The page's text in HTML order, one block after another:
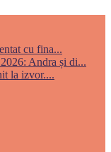
cu fina...
Andra și di...
la izvor....